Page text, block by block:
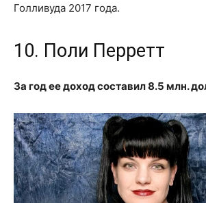
Голливуда 2017 года.
10. Поли Перретт
За год ее доход составил 8.5 млн.